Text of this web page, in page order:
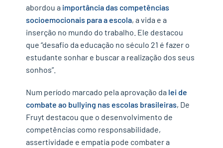
abordou a importância das competências
socioemocionais para a escola, a vida e a
inserção no mundo do trabalho. Ele destacou
que “desafio da educação no século 21 é fazer o
estudante sonhar e buscar a realização dos seus
sonhos”.
Num período marcado pela aprovação da lei de
combate ao bullying nas escolas brasileiras, De
Fruyt destacou que o desenvolvimento de
competências como responsabilidade,
assertividade e empatia pode combater a